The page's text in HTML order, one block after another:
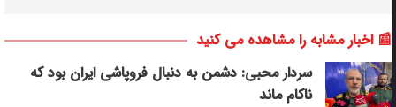
📰 اخبار مشابه را مشاهده می کنید
سردار محبی: دشمن به دنبال فروپاشی ایران بود که
ناکام ماند